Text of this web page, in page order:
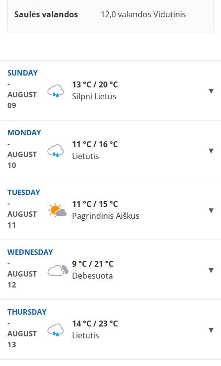
Saulės valandos 12,0 valandos Vidutinis
SUNDAY
-
AUGUST
09
13 °C / 20 °C
Silpni Lietūs
MONDAY
-
AUGUST
10
11 °C / 16 °C
Lietutis
TUESDAY
-
AUGUST
11
11 °C / 15 °C
Pagrindinis Aiškus
WEDNESDAY
-
AUGUST
12
9 °C / 21 °C
Debesuota
THURSDAY
-
AUGUST
13
14 °C / 23 °C
Lietutis